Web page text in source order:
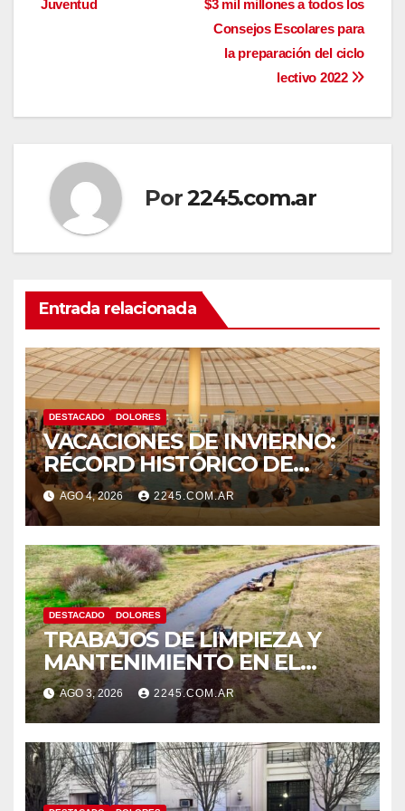
$3 mil millones a todos los
Consejos Escolares para
la preparación del ciclo
lectivo 2022
Juventud
Por2245.com.ar
Entrada relacionada
DESTACADO DOLORES
VACACIONES DE INVIERNO:
RÉCORD HISTÓRICO DE
VISITANTES Y RECAUDACIÓN
EN EL PARQUE TERMAL DE
DOLORES
AGO 4, 2026 2245.COM.AR
DESTACADO DOLORES
TRABAJOS DE LIMPIEZA Y
MANTENIMIENTO EN EL
CANAL LA PICASA
AGO 3, 2026 2245.COM.AR